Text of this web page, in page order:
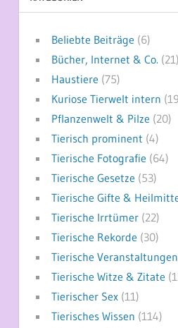
Beliebte Beiträge (6)
Bücher, Internet & Co. (21)
Haustiere (75)
Kuriose Tierwelt intern
Pflanzenwelt & Pilze (20)
Tierisch prominent (4)
Tierische Fotografie (64)
Tierische Gesetze (53)
Tierische Gifte &
Tierische Irrtümer(22)
Tierische Rekorde (30)
Tierische Veranstaltungen
Tierische Witze & Zitate
Tierischer Sex(11)
Tierisches Wissen (114)